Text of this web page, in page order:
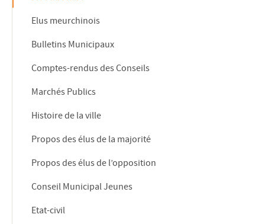
Elus meurchinois
Bulletins Municipaux
Comptes-rendus des Conseils
Marchés Publics
Histoire de la ville
Propos des élus de la majorité
Propos des élus de l’opposition
Conseil Municipal Jeunes
Etat-civil